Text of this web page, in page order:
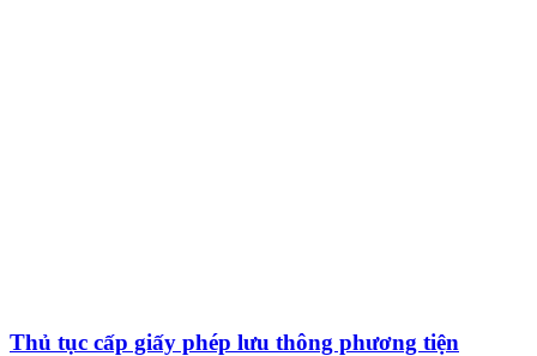
Thủ tục cấp giấy phép lưu thông phương tiện